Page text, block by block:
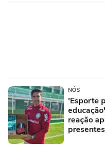
NÓS
'Esporte
reação